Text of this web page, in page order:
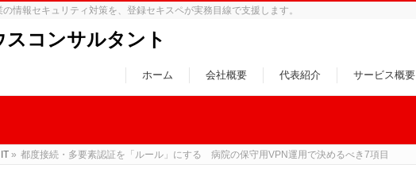
情報セキュリティ対策を、登録セキスペが実務目線で支援します。
スコンサルタント
ホーム 会社概要 代表紹介 サービス概要
IT » 都度接続・多要素認証を「ルール」にする 病院の保守用VPN運用で決めるべき7項目